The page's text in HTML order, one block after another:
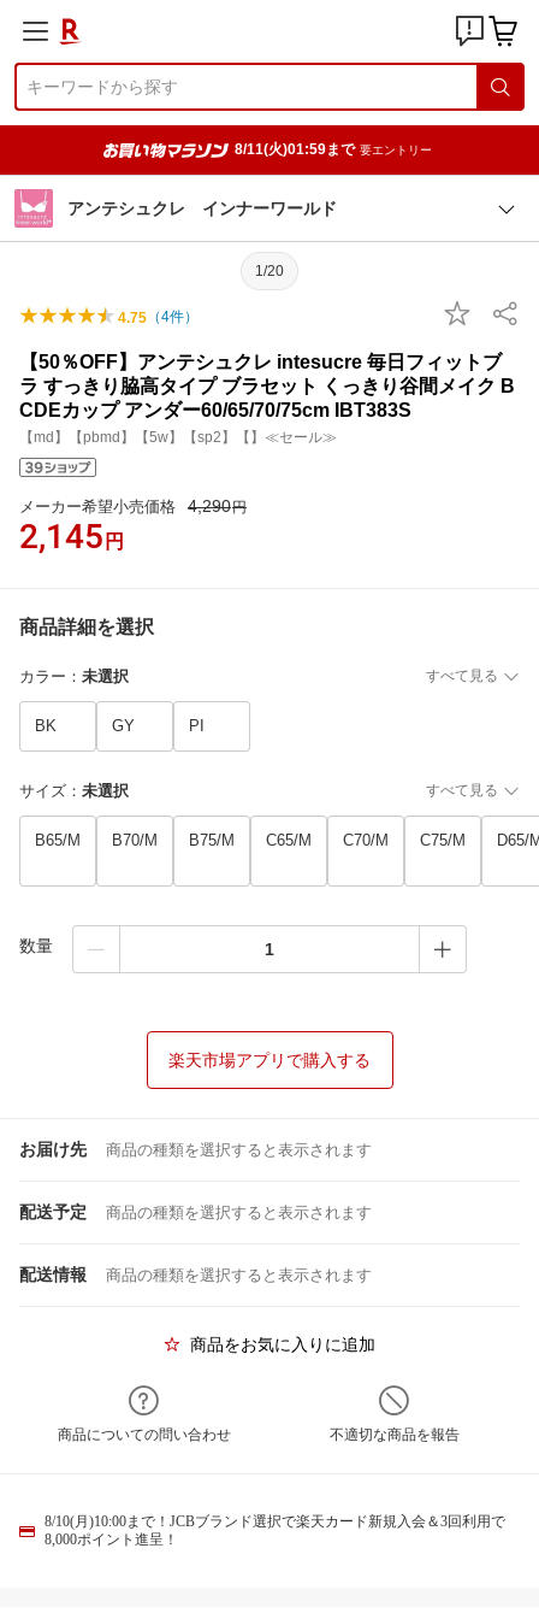
8/11(火)01:59まで 要エントリー
アンテシュクレ インナーワールド
1/20
4.75 （4件）
【50％OFF】アンテシュクレ intesucre 毎日フィットブ
ラ すっきり脇高タイプ ブラセット くっきり谷間メイク B
CDEカップ アンダー60/65/70/75cm IBT383S
【md】【pbmd】【5w】【sp2】【】≪セール≫
メーカー希望小売価格 4,290円
2,145 円
商品詳細を選択
カラー ： 未選択 すべて見る
BK GY PI
サイズ ： 未選択 すべて見る
B65/M B70/M B75/M C65/M C70/M C75/M D65/
数量
楽天市場アプリで購入する
お届け先 商品の種類を選択すると表示されます
配送予定 商品の種類を選択すると表示されます
配送情報 商品の種類を選択すると表示されます
商品をお気に入りに追加
商品についての問い合わせ 不適切な商品を報告
8/10(月)10:00まで！JCBブランド選択で楽天カード新規入会＆3回利用で
8,000ポイント進呈！